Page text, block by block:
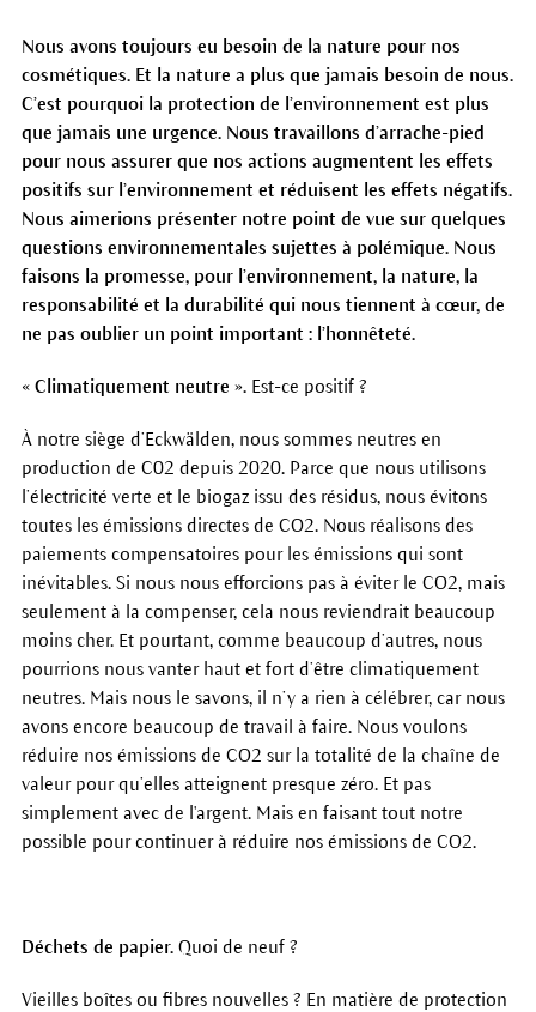
Nous avons toujours eu besoin de la nature pour nos
cosmétiques. Et la nature a plus que jamais besoin de nous.
C’est pourquoi la protection de l’environnement est plus
que jamais une urgence. Nous travaillons d’arrache-pied
pour nous assurer que nos actions augmentent les effets
positifs sur l’environnement et réduisent les effets négatifs.
Nous aimerions présenter notre point de vue sur quelques
questions environnementales sujettes à polémique. Nous
faisons la promesse, pour l’environnement, la nature, la
responsabilité et la durabilité qui nous tiennent à cœur, de
ne pas oublier un point important : l’honnêteté.
« Climatiquement neutre ».Est-ce positif ?
À notre siège d’Eckwälden, nous sommes neutres en
production de C02 depuis 2020. Parce que nous utilisons
l’électricité verte et le biogaz issu des résidus, nous évitons
toutes les émissions directes de CO2. Nous réalisons des
paiements compensatoires pour les émissions qui sont
inévitables. Si nous nous efforcions pas à éviter le CO2, mais
seulement à la compenser, cela nous reviendrait beaucoup
moins cher. Et pourtant, comme beaucoup d’autres, nous
pourrions nous vanter haut et fort d’être climatiquement
neutres. Mais nous le savons, il n’y a rien à célébrer, car nous
avons encore beaucoup de travail à faire. Nous voulons
réduire nos émissions de CO2 sur la totalité de la chaîne de
valeur pour qu’elles atteignent presque zéro. Et pas
simplement avec de l'argent. Mais en faisant tout notre
possible pour continuer à réduire nos émissions de CO2.
Déchets de papier. Quoi de neuf ?
Vieilles boîtes ou fibres nouvelles ? En matière de protection